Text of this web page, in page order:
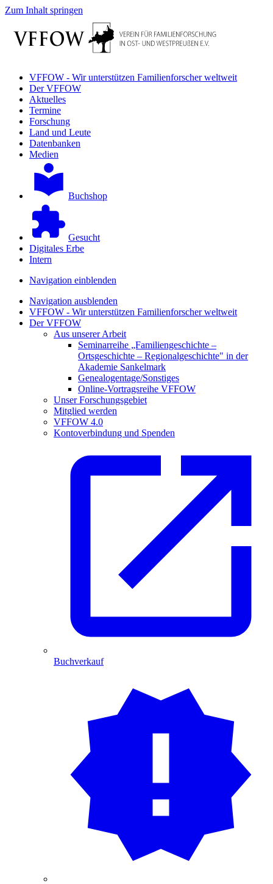
Zum Inhalt springen
VFFOW - Wir unterstützen Familienforscher weltweit
Der VFFOW
Aktuelles
Termine
Forschung
Land und Leute
Datenbanken
Medien
Buchshop
Gesucht
Digitales Erbe
Intern
Navigation einblenden
Navigation ausblenden
VFFOW - Wir unterstützen Familienforscher weltweit
Der VFFOW
Aus unserer Arbeit
Seminarreihe „Familiengeschichte –
Ortsgeschichte – Regionalgeschichte" in der
Akademie Sankelmark
Genealogentage/Sonstiges
Online-Vortragsreihe VFFOW
Unser Forschungsgebiet
Mitglied werden
VFFOW 4.0
Kontoverbindung und Spenden
Buchverkauf